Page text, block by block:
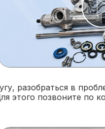
разобраться в
этого позвоните по